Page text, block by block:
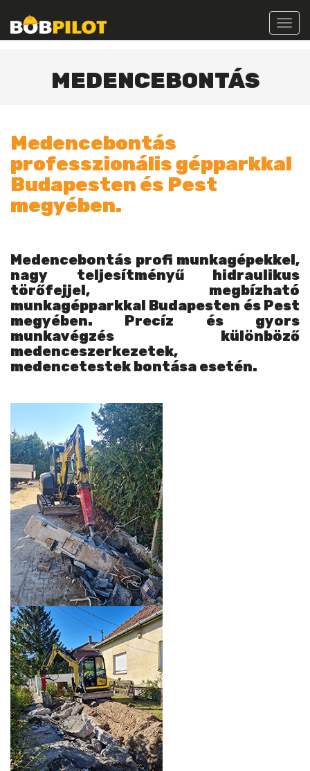
MEDENCEBONTÁS
Medencebontás
professzionális gépparkkal
Budapesten és Pest
megyében.
Medencebontás profi munkagépekkel,
nagy teljesítményű hidraulikus
törőfejjel, megbízható
munkagépparkkal Budapesten és Pest
megyében. Precíz és gyors
munkavégzés különböző
medenceszerkezetek,
medencetestek bontása esetén.